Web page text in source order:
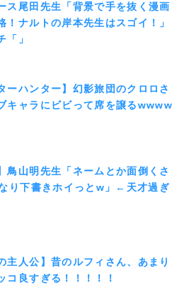
ス尾田先生「背景で手を抜く漫画
！ナルトの岸本先生はスゴイ！」
「」
ーハンター】幻影旅団のクロロさ
キャラにビビって席を譲るwwww
鳥山明先生「ネームとか面倒くさ
り下書きホイっとw」←天才過ぎ
主人公】昔のルフィさん、あまり
コ良すぎる！！！！！